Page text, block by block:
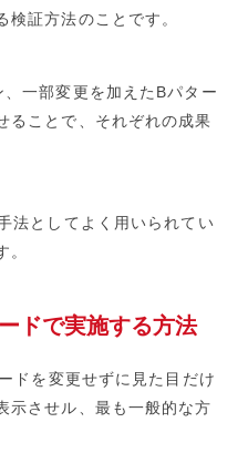
検証方法のことです。
一部変更を加えたBパター
ることで、それぞれの成果
法としてよく用いられてい
。
ドで実施する方法
ドを変更せずに見た目だけ
示させル、最も一般的な方